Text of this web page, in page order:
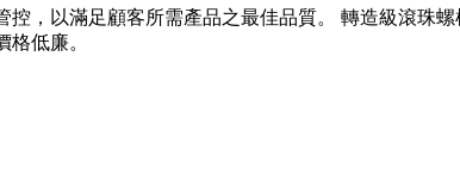
，以滿足顧客所需產品之最佳品質。 轉造級滾珠
低廉。